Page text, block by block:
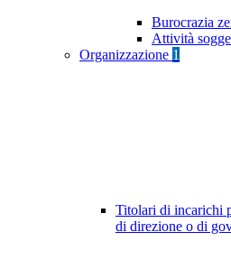
Burocrazia
Attività
Organizzazione 1
Titolari di incarichi
di direzione o di